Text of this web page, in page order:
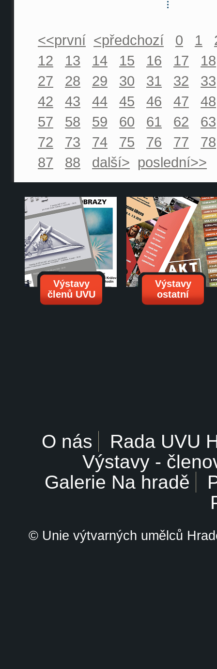
<<první <předchozí 0 1
12
13 14 15 16 17
18
27
28 29 30 31 32
33
42
43 44 45 46 47
48
57
58 59 60 61 62
63
72
73 74 75 76 77
78
87
88 další> poslední>>
Výstavy
členů UVU
Výstavy
ostatní
O nás
Rada UVU
Výstavy -
Galerie Na hradě
© Unie výtvarných umělců